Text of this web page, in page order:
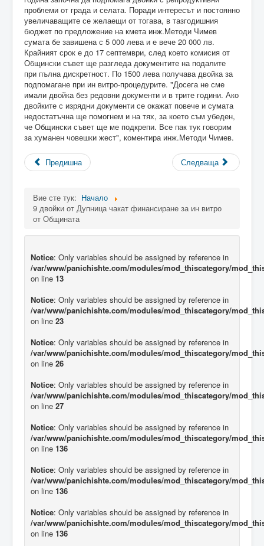
проблеми от града и селата. Поради интересът и постоянно
увеличаващите се желаещи от тогава, в тазгодишния
бюджет по предложение на кмета инж.Методи Чимев
сумата бе завишена с 5 000 лева и е вече 20 000 лв.
Крайният срок е до 17 септември, след което комисия от
Общински съвет ще разгледа документите на подалите
при пълна дискретност. По 1500 лева получава двойка за
подпомагане при ин витро-процедурите. "Досега не сме
имали двойка без редовни документи и в трите години. Ако
двойките с изрядни документи се окажат повече и сумата
недостатъчна ще помогнем и на тях, за което съм убеден,
че Общински съвет ще ме подкрепи. Все пак тук говорим
за хуманен човешки жест", коментира инж.Методи Чимев.
Предишна Следваща
Вие сте тук: Начало
9 двойки от Дупница чакат финансиране за ин витро
от Общината
Notice: Only variables should be assigned by reference in
/var/www/panichishte.com/modules/mod_thiscategory/
on line 13
Notice: Only variables should be assigned by reference in
/var/www/panichishte.com/modules/mod_thiscategory/
on line 23
Notice: Only variables should be assigned by reference in
/var/www/panichishte.com/modules/mod_thiscategory/
on line 26
Notice: Only variables should be assigned by reference in
/var/www/panichishte.com/modules/mod_thiscategory/
on line 27
Notice: Only variables should be assigned by reference in
/var/www/panichishte.com/modules/mod_thiscategory/
on line 136
Notice: Only variables should be assigned by reference in
/var/www/panichishte.com/modules/mod_thiscategory/
on line 136
Notice: Only variables should be assigned by reference in
/var/www/panichishte.com/modules/mod_thiscategory/
on line 136